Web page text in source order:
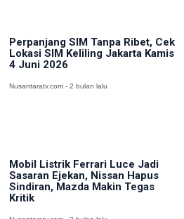
Perpanjang SIM Tanpa Ribet, Cek
Lokasi SIM Keliling Jakarta Kamis
4 Juni 2026
Nusantaratv.com - 2 bulan lalu
Mobil Listrik Ferrari Luce Jadi
Sasaran Ejekan, Nissan Hapus
Sindiran, Mazda Makin Tegas
Kritik